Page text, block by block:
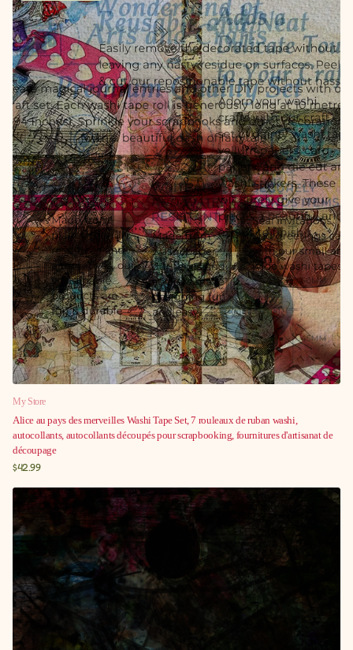
My Store
Alice au pays des merveilles Washi Tape Set, 7 rouleaux de ruban washi,
autocollants, autocollants découpés pour scrapbooking, fournitures d'artisanat de
découpage
$42.99